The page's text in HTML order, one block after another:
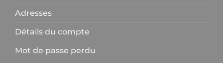
Adresses
Détails du compte
Mot de passe perdu